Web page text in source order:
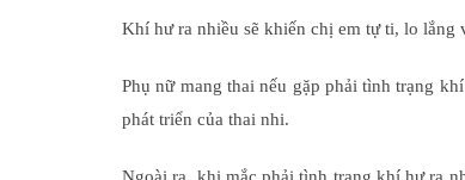
Khí hư ra nhiều sẽ khiến chị em tự ti, lo lắng
Phụ nữ mang thai nếu gặp phải tình trạng
phát triển của thai nhi.
Ngoài ra, khi mắc phải tình trạng khí hư ra